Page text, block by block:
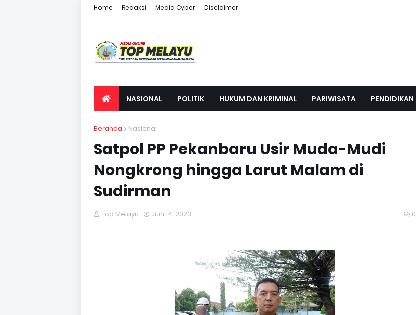
Home Redaksi Media Cyber Disclaimer
NASIONAL POLITIK HUKUM DAN KRIMINAL PARIWISATA PENDIDIKAN
OTONOMI OPINI
Beranda Nasional
Satpol PP Pekanbaru Usir Muda-Mudi
Nongkrong hingga Larut Malam di
Sudirman
Top Melayu Juni 14, 2023 0